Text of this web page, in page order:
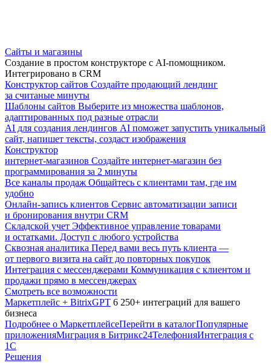
Сайты и магазины
Создание в простом конструкторе с AI-помощником.
Интегрировано в CRM
Конструктор сайтов Создайте продающий лендинг
за считаные минуты
Шаблоны сайтов Выберите из множества шаблонов,
адаптированных под разные отрасли
AI для создания лендингов AI поможет запустить уникальный
сайт, напишет тексты, создаст изображения
Конструктор
интернет-магазинов Создайте интернет-магазин без
программирования за 2 минуты
Все каналы продаж Общайтесь с клиентами там, где им
удобно
Онлайн-запись клиентов Сервис автоматизации записи
и бронирования внутри CRM
Складской учет Эффективное управление товарами
и остатками. Доступ с любого устройства
Сквозная аналитика Перед вами весь путь клиента —
от первого визита на сайт до повторных покупок
Интеграция с мессенджерами Коммуникация с клиентом и
продажи прямо в мессенджерах
Смотреть все возможности
Маркетплейс + BitrixGPT 6 250+ интеграций для вашего
бизнеса
Подробнее о МаркетплейсеПерейти в каталогПопулярные
приложенияМиграция в Битрикс24ТелефонияИнтеграция с
1С
Решения